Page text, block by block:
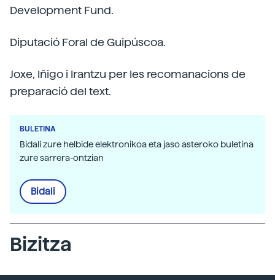
Development Fund.
Diputació Foral de Guipúscoa.
Joxe, Iñigo i Irantzu per les recomanacions de
preparació del text.
BULETINA
Bidali zure helbide elektronikoa eta jaso asteroko buletina
zure sarrera-ontzian
Bidali
Bizitza